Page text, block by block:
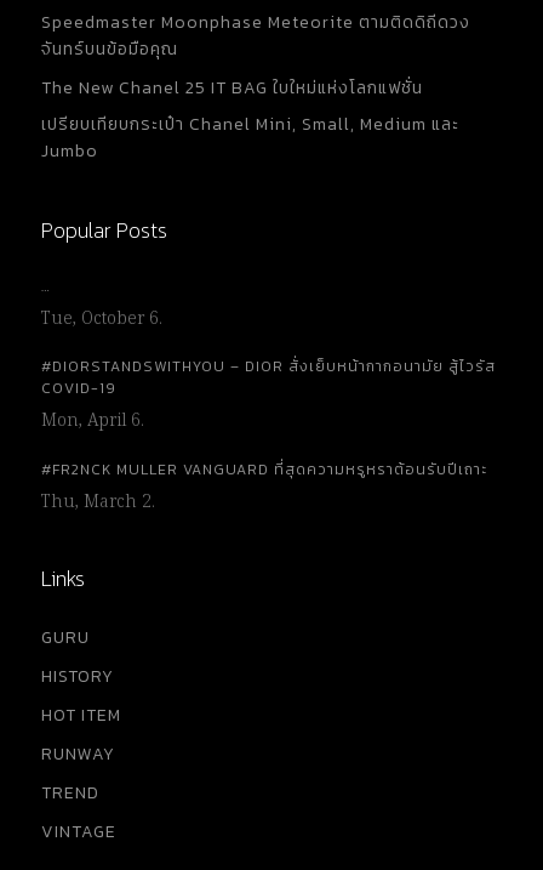
Speedmaster Moonphase Meteorite ตามติดดิถีดวง
จันทร์บนข้อมือคุณ
The New Chanel 25 IT BAG ใบใหม่แห่งโลกแฟชั่น
เปรียบเทียบกระเป๋า Chanel Mini, Small, Medium และ
Jumbo
Popular Posts
…
Tue, October 6.
#DIORSTANDSWITHYOU – DIOR สั่งเย็บหน้ากากอนามัย สู้ไวรัส
COVID-19
Mon, April 6.
#FR2NCK MULLER VANGUARD ที่สุดความหรูหราต้อนรับปีเถาะ
Thu, March 2.
Links
GURU
HISTORY
HOT ITEM
RUNWAY
TREND
VINTAGE